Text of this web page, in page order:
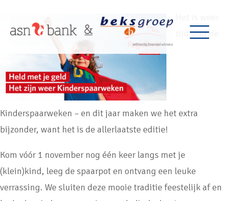
tijd voor de
Kinderspaarweken – en dit jaar maken we het extra
bijzonder, want het is de allerlaatste editie!
Kom vóór 1 november nog één keer langs met je
(klein)kind, leeg de spaarpot en ontvang een leuke
verrassing. We sluiten deze mooie traditie feestelijk af en